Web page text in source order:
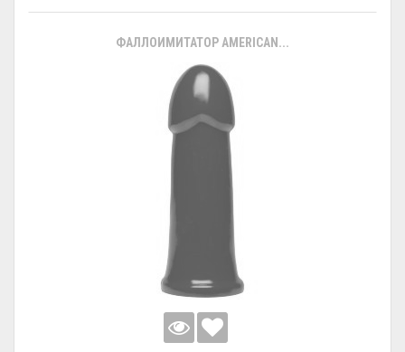
ФАЛЛОИМИТАТОР AMERICAN...